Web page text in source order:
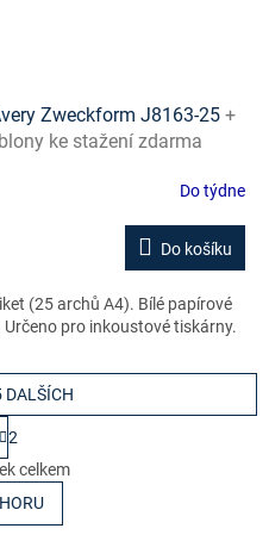
Zweckform J8163-25 +
ke stažení zdarma
Do týdne
Do košíku
(25 archů A4). Bílé papírové
pro inkoustové tiskárny.
O
v
l
á
DALŠÍCH
t
r
á
n
k
2
celkem